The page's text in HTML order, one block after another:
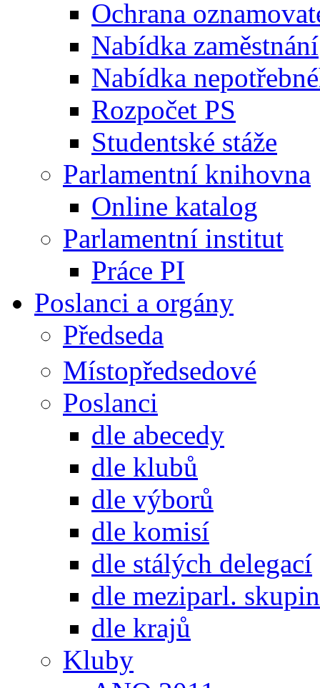
Ochrana
Nabídka zaměstnání
Nabídka
Rozpočet PS
Studentské stáže
Parlamentní knihovna
Online katalog
Parlamentní institut
Práce PI
Poslanci a orgány
Předseda
Místopředsedové
Poslanci
dle abecedy
dle klubů
dle výborů
dle komisí
dle stálých delegací
dle meziparl. skupin
dle krajů
Kluby